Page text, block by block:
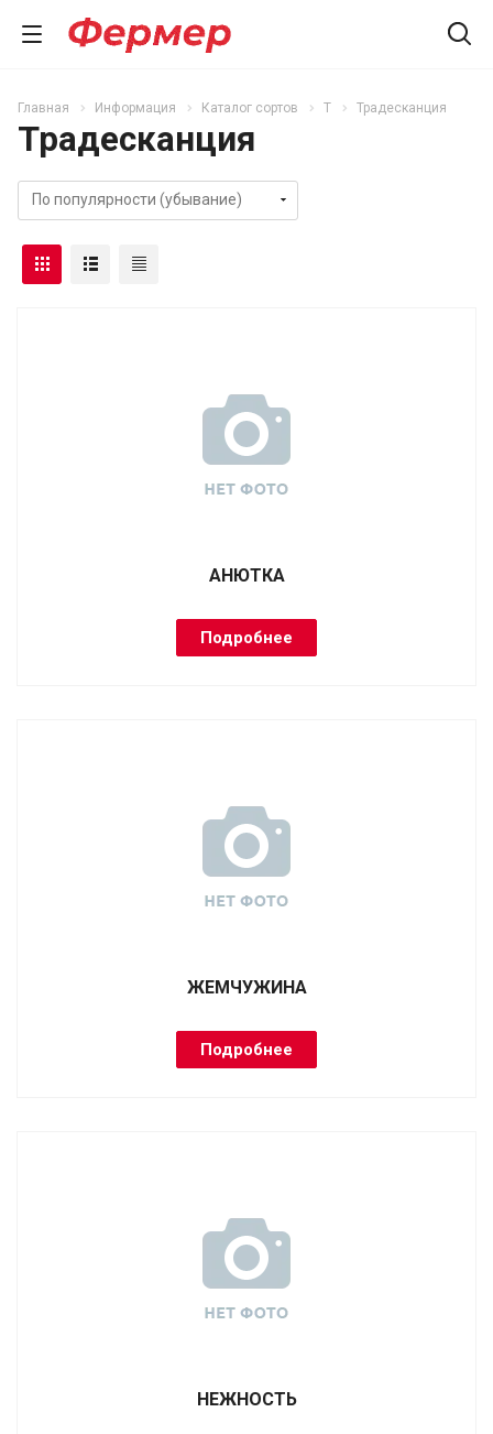
Главная Информация Каталог сортов Т Традесканция
Традесканция
АНЮТКА
Подробнее
ЖЕМЧУЖИНА
Подробнее
НЕЖНОСТЬ